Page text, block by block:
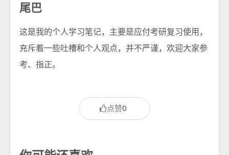
尾巴
这是我的个人学习笔记，主要是应付考研复习使用，
充斥着一些吐槽和个人观点，并不严谨，欢迎大家参
考、指正。
点赞0